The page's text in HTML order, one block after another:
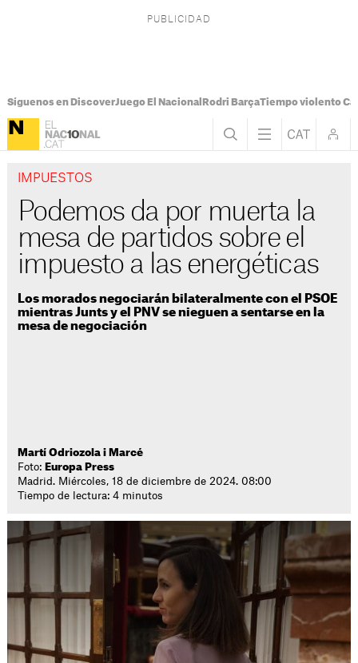
Síguenos en DiscoverJuego El Nacional Rodri BarçaTiempo violento
IMPUESTOS
Podemos da por muerta la
mesa de partidos sobre el
impuesto a las energéticas
Los morados negociarán bilateralmente con el PSOE
mientras Junts y el PNV se nieguen a sentarse en la
mesa de negociación
Martí Odriozola i Marcé
Foto: Europa Press
Madrid. Miércoles, 18 de diciembre de 2024. 08:00
Tiempo de lectura: 4 minutos